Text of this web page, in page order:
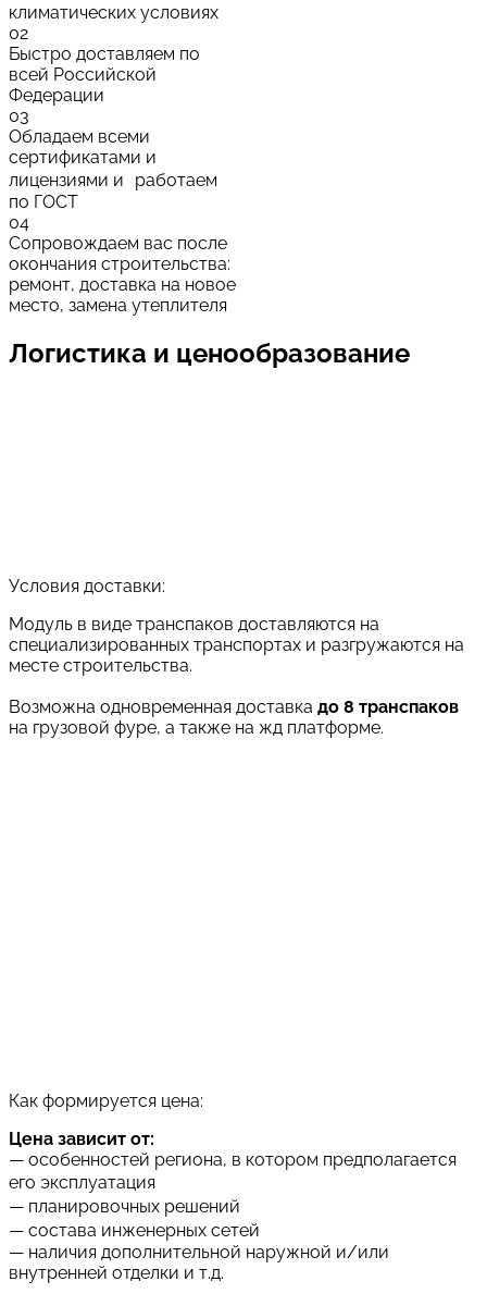
климатических условиях
02
Быстро доставляем по
всей Российской
Федерации
03
Обладаем всеми
сертификатами и
лицензиями и работаем
по ГОСТ
04
Сопровождаем вас после
окончания строительства:
ремонт, доставка на новое
место, замена утеплителя
Логистика и ценообразование
Условия доставки:
Модуль в виде транспаков доставляются на
специализированных транспортах и разгружаются на
месте строительства.
Возможна одновременная доставка до 8 транспаков
на грузовой фуре, а также на жд платформе.
Как формируется цена:
Цена зависит от:
— особенностей региона, в котором предполагается
его эксплуатация
— планировочных решений
— состава инженерных сетей
— наличия дополнительной наружной и/или
внутренней отделки и т.д.